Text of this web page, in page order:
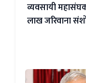
व्यवसायी
लाख जरिवाना